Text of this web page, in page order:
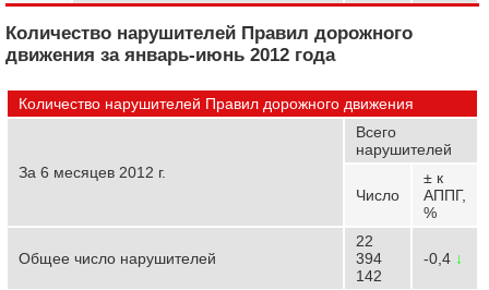
Количество нарушителей Правил дорожного
движения за январь-июнь 2012 года
Количество нарушителей Правил дорожного движения
За 6 месяцев 2012 г.
Всего
нарушителей
Число
± к
АППГ,
%
Общее число нарушителей
22
394
142
-0,4 ↓